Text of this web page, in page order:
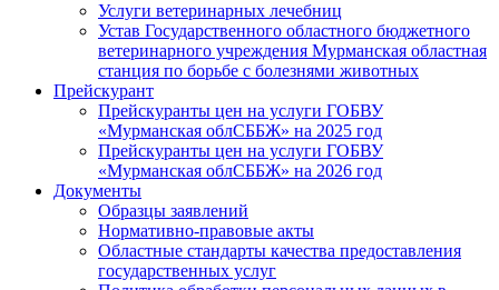
Услуги ветеринарных лечебниц
Устав Государственного областного бюджетного
ветеринарного учреждения Мурманская областная
станция по борьбе с болезнями животных
Прейскурант
Прейскуранты цен на услуги ГОБВУ
«Мурманская облСББЖ» на 2025 год
Прейскуранты цен на услуги ГОБВУ
«Мурманская облСББЖ» на 2026 год
Документы
Образцы заявлений
Нормативно-правовые акты
Областные стандарты качества предоставления
государственных услуг